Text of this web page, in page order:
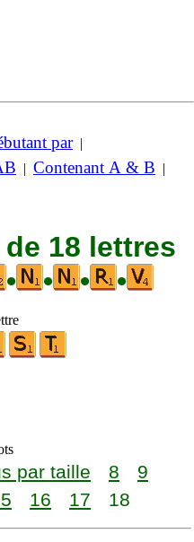
par|
| Contenant A & B |
18 lettres
• • • •
par taille 8
9
16 17 18